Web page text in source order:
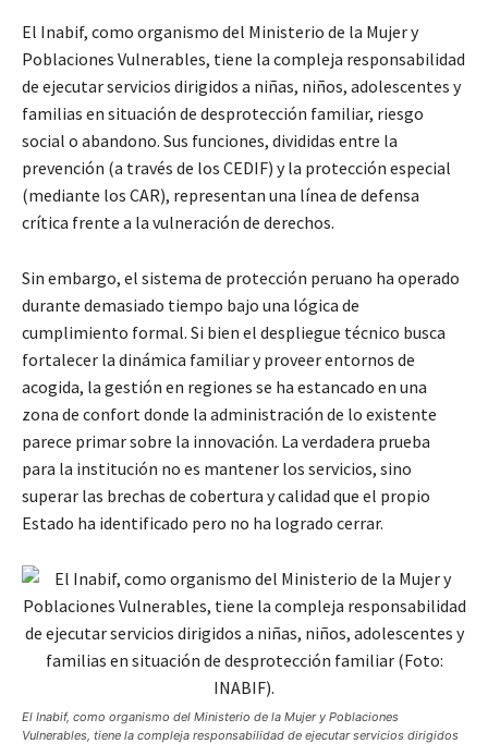
El Inabif, como organismo del Ministerio de la Mujer y
Poblaciones Vulnerables, tiene la compleja responsabilidad
de ejecutar servicios dirigidos a niñas, niños, adolescentes y
familias en situación de desprotección familiar, riesgo
social o abandono. Sus funciones, divididas entre la
prevención (a través de los CEDIF) y la protección especial
(mediante los CAR), representan una línea de defensa
crítica frente a la vulneración de derechos.
Sin embargo, el sistema de protección peruano ha operado
durante demasiado tiempo bajo una lógica de
cumplimiento formal. Si bien el despliegue técnico busca
fortalecer la dinámica familiar y proveer entornos de
acogida, la gestión en regiones se ha estancado en una
zona de confort donde la administración de lo existente
parece primar sobre la innovación. La verdadera prueba
para la institución no es mantener los servicios, sino
superar las brechas de cobertura y calidad que el propio
Estado ha identificado pero no ha logrado cerrar.
El Inabif, como organismo del Ministerio de la Mujer y Poblaciones
Vulnerables, tiene la compleja responsabilidad de ejecutar servicios dirigidos